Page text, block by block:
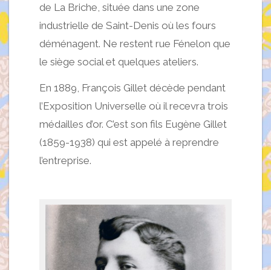
de La Briche, située dans une zone
industrielle de Saint-Denis où les fours
déménagent. Ne restent rue Fénelon que
le siège social et quelques ateliers.
En 1889, François Gillet décède pendant
l’Exposition Universelle où il recevra trois
médailles d’or. C’est son fils Eugène Gillet
(1859-1938) qui est appelé à reprendre
l’entreprise.